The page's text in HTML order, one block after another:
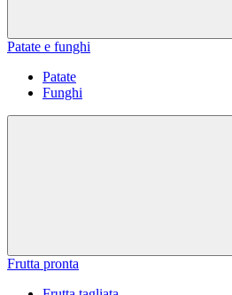
Patate e funghi
Patate
Funghi
Frutta pronta